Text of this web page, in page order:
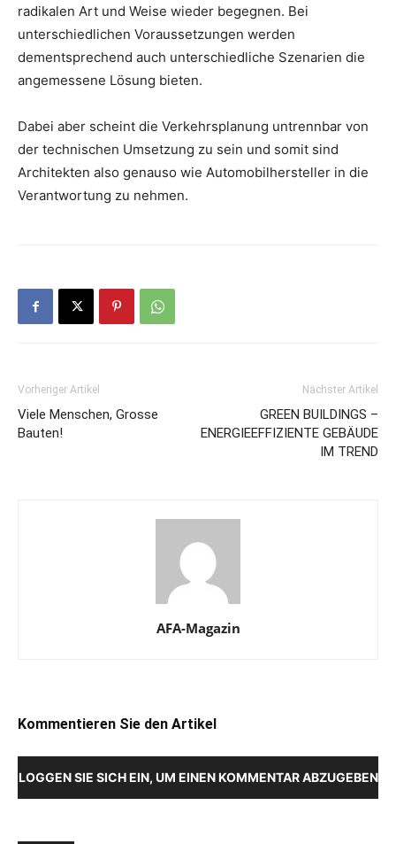
radikalen Art und Weise wieder begegnen. Bei
unterschiedlichen Voraussetzungen werden
dementsprechend auch unterschiedliche Szenarien die
angemessene Lösung bieten.
Dabei aber scheint die Verkehrsplanung untrennbar von
der technischen Umsetzung zu sein und somit sind
Architekten also genauso wie Automobilhersteller in die
Verantwortung zu nehmen.
Vorheriger Artikel
Viele Menschen, Grosse
Bauten!
Nächster Artikel
GREEN BUILDINGS –
ENERGIEEFFIZIENTE GEBÄUDE
IM TREND
AFA-Magazin
Kommentieren Sie den Artikel
LOGGEN SIE SICH EIN, UM EINEN KOMMENTAR ABZUGEBEN